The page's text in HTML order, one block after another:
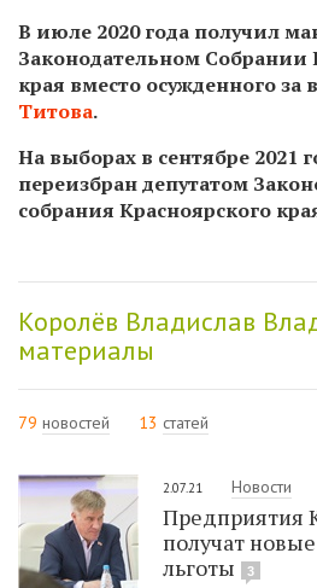
В июле 2020 года получил
Законодательном Собрании
края вместо осужденного за
Титова.
На выборах в сентябре 2021
переизбран депутатом
собрания Красноярского
Королёв Владислав
материалы
79 новостей 13 статей
2.07.21 Новости
Предприятия
получат
льготы
3